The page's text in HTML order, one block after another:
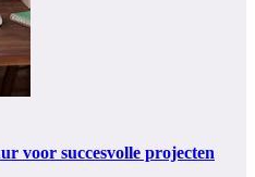
voor succesvolle projecten